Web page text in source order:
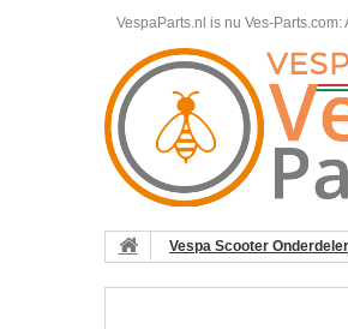
VespaParts.nl is nu Ves-
Vespa Scooter